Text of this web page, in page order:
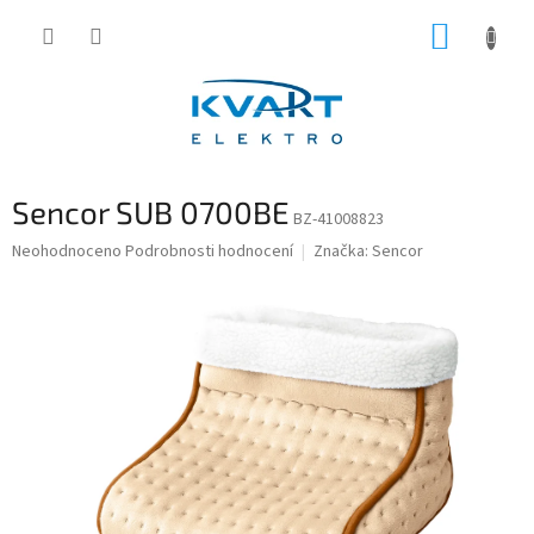
Sencor SUB 0700BE BZ-41008823
Průměrné
Neohodnoceno Podrobnosti hodnocení Značka: Sencor